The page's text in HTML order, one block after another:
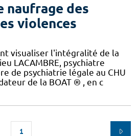
naufrage des
violences
visualiser l'intégralité de la
LACAMBRE, psychiatre
de psychiatrie légale au CHU
de la BOAT ® , en c
1